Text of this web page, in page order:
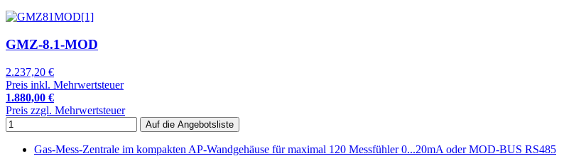
GMZ-8.1-MOD
2.237,20 €
Preis inkl. Mehrwertsteuer
1.880,00 €
Preis zzgl. Mehrwertsteuer
Gas-Mess-Zentrale im kompakten AP-Wandgehäuse für maximal 120 Messfühler 0...20mA oder MOD-BUS RS485